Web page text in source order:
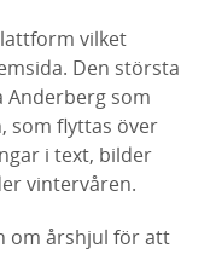
vilket
Den största
som
som flyttas över
i text, bilder
vintervåren.
om årshjul för att